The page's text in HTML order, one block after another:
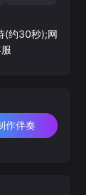
(约30秒);网
作伴奏